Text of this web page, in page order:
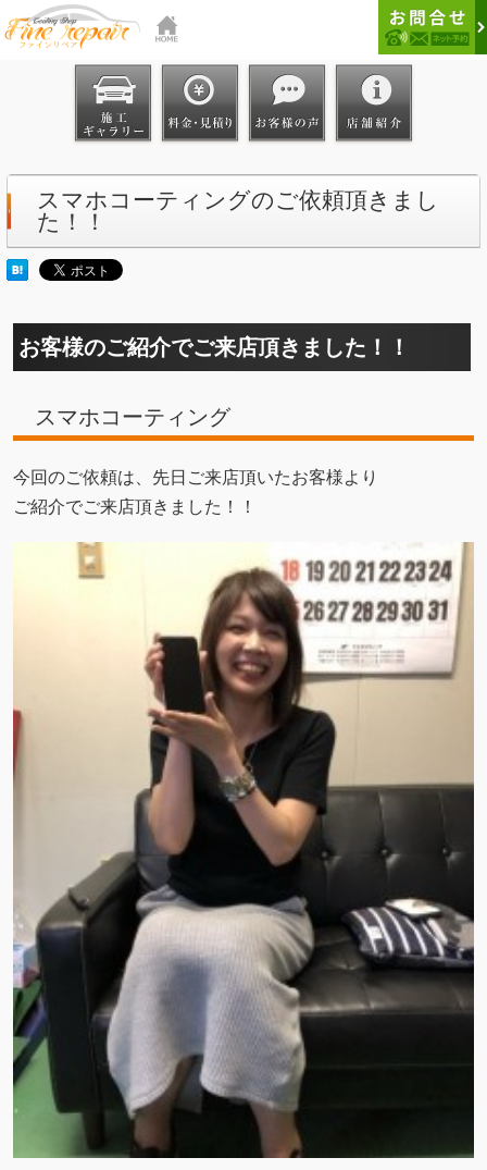
スマホコーティングのご依頼頂きまし
た！！
お客様のご紹介でご来店頂きました！！
スマホコーティング
今回のご依頼は、先日ご来店頂いたお客様より
ご紹介でご来店頂きました！！